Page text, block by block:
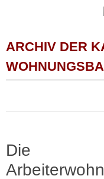
ARCHIV DER
Die